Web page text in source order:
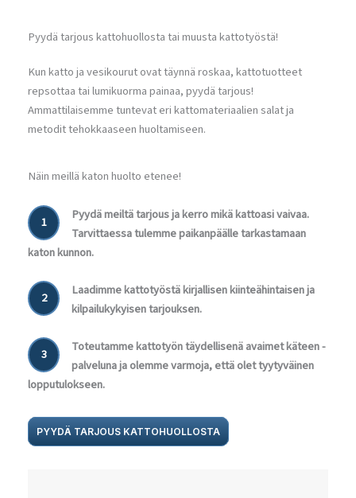
Pyydä tarjous kattohuollosta tai muusta kattotyöstä!
Kun katto ja vesikourut ovat täynnä roskaa, kattotuotteet
repsottaa tai lumikuorma painaa, pyydä tarjous!
Ammattilaisemme tuntevat eri kattomateriaalien salat ja
metodit tehokkaaseen huoltamiseen.
Näin meillä katon huolto etenee!
1
Pyydä meiltä tarjous ja kerro mikä kattoasi vaivaa.
Tarvittaessa tulemme paikanpäälle tarkastamaan
katon kunnon.
2
Laadimme kattotyöstä kirjallisen kiinteähintaisen ja
kilpailukykyisen tarjouksen.
3
Toteutamme kattotyön täydellisenä avaimet käteen -
palveluna ja olemme varmoja, että olet tyytyväinen
lopputulokseen.
PYYDÄ TARJOUS KATTOHUOLLOSTA